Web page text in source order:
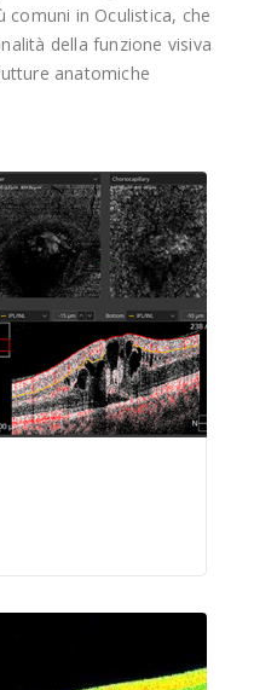
comuni in Oculistica, che
della funzione visiva
anatomiche